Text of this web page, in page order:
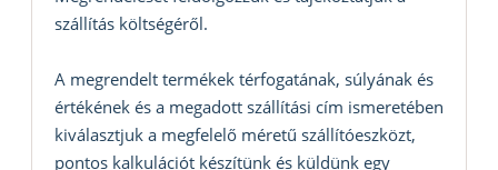
szállítás költségéről.
A megrendelt termékek térfogatának, súlyának és
értékének és a megadott szállítási cím ismeretében
kiválasztjuk a megfelelő méretű szállítóeszközt,
pontos kalkulációt készítünk és küldünk egy